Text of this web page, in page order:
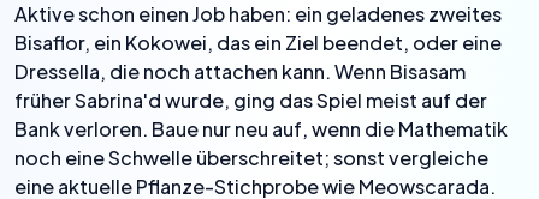
Aktive schon einen Job haben: ein geladenes zweites
Bisaflor, ein Kokowei, das ein Ziel beendet, oder eine
Dressella, die noch attachen kann. Wenn Bisasam
früher Sabrina'd wurde, ging das Spiel meist auf der
Bank verloren. Baue nur neu auf, wenn die Mathematik
noch eine Schwelle überschreitet; sonst vergleiche
eine aktuelle Pflanze-Stichprobe wie Meowscarada.